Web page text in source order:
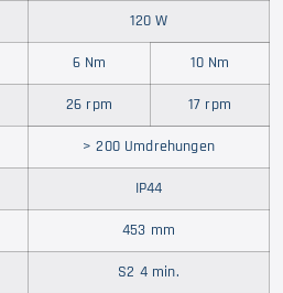
120 W
6 Nm 10 Nm
26 rpm 17 rpm
> 200 Umdrehungen
IP44
453 mm
S2 4 min.